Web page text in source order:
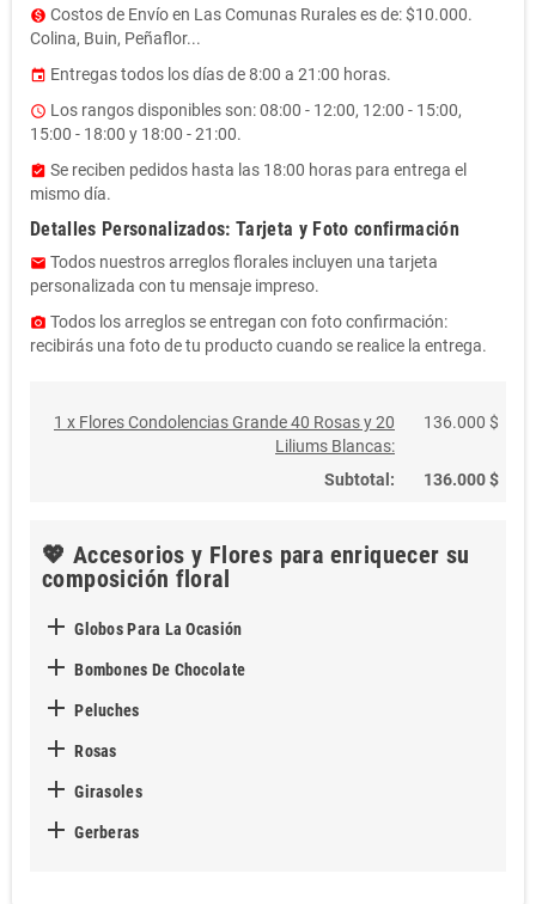
monetization_on Costos de Envío en Las Comunas Rurales es de: $10.000.
Colina, Buin, Peñaflor...
event Entregas todos los días de 8:00 a 21:00 horas.
access_time Los rangos disponibles son: 08:00 - 12:00, 12:00 - 15:00,
15:00 - 18:00 y 18:00 - 21:00.
assignment_turned_in Se reciben pedidos hasta las 18:00 horas para entrega el
mismo día.
Detalles Personalizados: Tarjeta y Foto confirmación
email Todos nuestros arreglos florales incluyen una tarjeta
personalizada con tu mensaje impreso.
photo_camera Todos los arreglos se entregan con foto confirmación:
recibirás una foto de tu producto cuando se realice la entrega.
1 x Flores Condolencias Grande 40 Rosas y 20
Liliums Blancas:
136.000 $
Subtotal: 136.000 $
💖 Accesorios y Flores para enriquecer su
composición floral
 Globos Para La Ocasión
 Bombones De Chocolate
 Peluches
 Rosas
 Girasoles
 Gerberas